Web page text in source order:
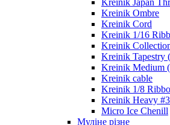
Kreinik Ombre
Kreinik Cord
Kreinik 1/16
Kreinik
Kreinik Tapestry
Kreinik Medium
Kreinik cable
Kreinik 1/8
Kreinik Heavy
Micro Ice Chenill
Муліне різне